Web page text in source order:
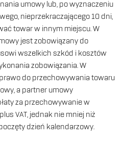
umowy lub, po wyznaczeniu
nieprzekraczającego 10 dni,
towar w innym miejscu. W
jest zobowiązany do
wszelkich szkód i kosztów
zobowiązania. W
do przechowywania towaru
a partner umowy
za przechowywanie w
VAT, jednak nie mniej niż
dzień kalendarzowy.